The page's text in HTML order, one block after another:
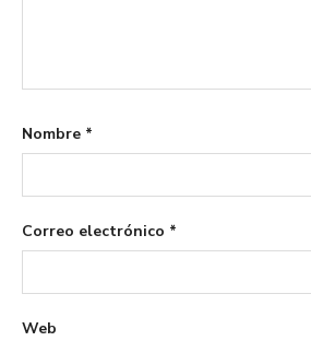
Nombre *
Correo electrónico *
Web